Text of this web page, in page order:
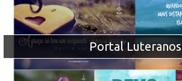
Portal Luteranos